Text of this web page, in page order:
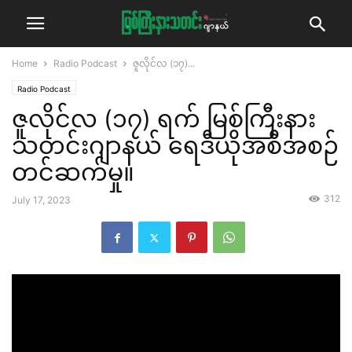
Home Radio Podcast ဇူလိုင်လ (၁၇)...
Radio Podcast
ဇူလိုင်လ (၁၇) ရက် မြစ်ကြီးနား
သတင်းဂျာနယ် ရေဒီယိုအစီအစဉ်
တင်ဆက်မှု။
July 17, 2023 312